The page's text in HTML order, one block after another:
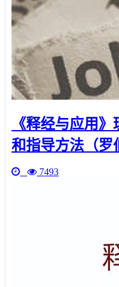
《释经与应用
和指导方法（罗
7493